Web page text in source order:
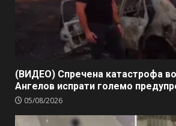
(ВИДЕО) Спречена катастрофа
Ангелов испрати големо
05/08/2026